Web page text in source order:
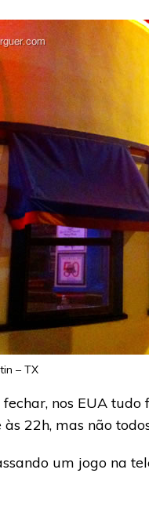
– TX
nos EUA
22h, mas não
um jogo na